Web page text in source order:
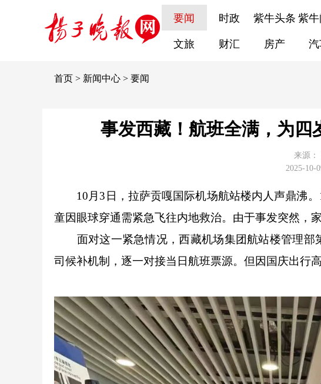
要闻 时政 紫牛头条 紫
文旅 财汇 房产
首页 > 新闻中心 > 要闻
事发西藏！航班全满，为
来源：
2025-10-
10月3日，拉萨贡嘎国际机场航站楼内人声鼎沸
童因眼球穿通需紧急飞往内地救治。由于事发突然，
面对这一紧急情况，西藏机场集团航站楼管理部
司候补机制，逐一对接当日航班票源。但因国庆出行